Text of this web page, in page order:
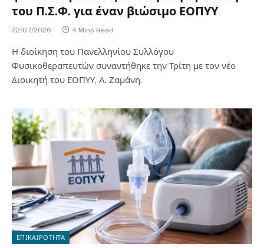
του Π.Σ.Φ. για έναν βιώσιμο ΕΟΠΥΥ
22/07/2026 4 Mins Read
Η διοίκηση του Πανελληνίου Συλλόγου
Φυσικοθεραπευτών συναντήθηκε την Τρίτη με τον νέο
Διοικητή του ΕΟΠΥΥ, Α. Ζαμάνη.
ΕΠΙΚΑΙΡΟΤΗΤΑ